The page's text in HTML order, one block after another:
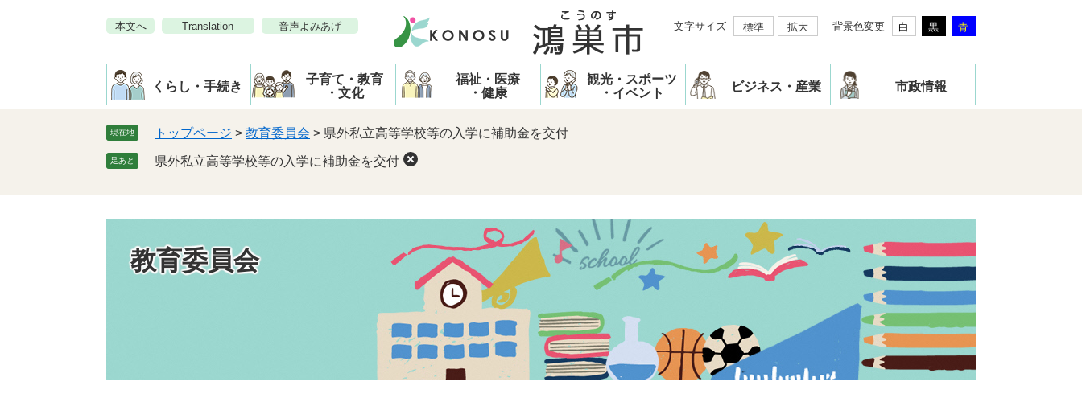
本文へ Translation 音声よみあげ 文字サイズ 標準 拡大 背景色変更 白 黒 青
くらし・手続き
子育て・教育
・文化
福祉・医療
・健康
観光・スポーツ
・イベント
ビジネス・産業 市政情報
現在地 トップページ > 教育委員会 > 県外私立高等学校等の入学に補助金を交付
足あと 県外私立高等学校等の入学に補助金を交付
教育委員会